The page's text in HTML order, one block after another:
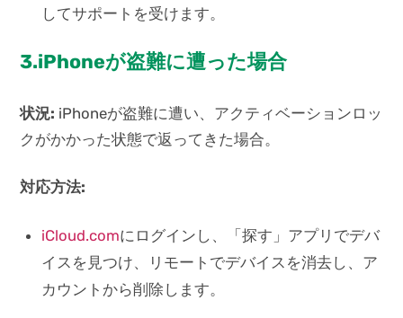
してサポートを受けます。
3.iPhoneが盗難に遭った場合
状況: iPhoneが盗難に遭い、アクティベーションロッ
クがかかった状態で返ってきた場合。
対応方法:
iCloud.comにログインし、「探す」アプリでデバ
イスを見つけ、リモートでデバイスを消去し、ア
カウントから削除します。